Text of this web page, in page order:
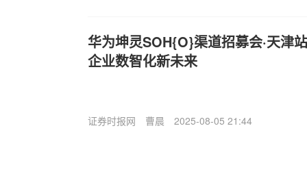
华为坤灵SOH{O}渠道招募会·天津
企业数智化新未来
证券时报网 曹晨 2025-08-05 21:44